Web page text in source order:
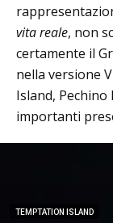
vita reale, non
certamente il
nella versione
Island,
importanti
TEMPTATION ISLAND